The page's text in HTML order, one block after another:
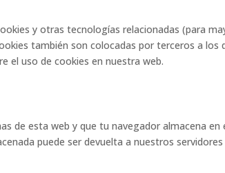
y otras tecnologías relacionadas (para
también son colocadas por terceros a los
el uso de cookies en nuestra web.
de esta web y que tu navegador almacena en
puede ser devuelta a nuestros servidores